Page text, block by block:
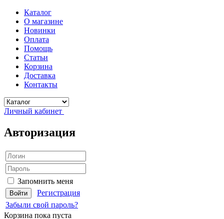
Каталог
О магазине
Новинки
Оплата
Помощь
Статьи
Корзина
Доставка
Контакты
Личный кабинет
Авторизация
Запомнить меня
Регистрация
Забыли свой пароль?
Корзина пока пуста